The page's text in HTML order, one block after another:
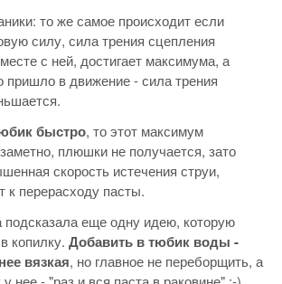
то же самое происходит если
силу, сила трения сцепления
с ней, достигает максимума, а
пришло в движение - сила трения
быстро, то этот максимум
плюшки не получается, зато
скорость истечения струи,
к перерасходу пасты.
подсказала еще одну идею, которую
копилку. Добавить в тюбик воды -
вязкая, но главное не переборщить, а